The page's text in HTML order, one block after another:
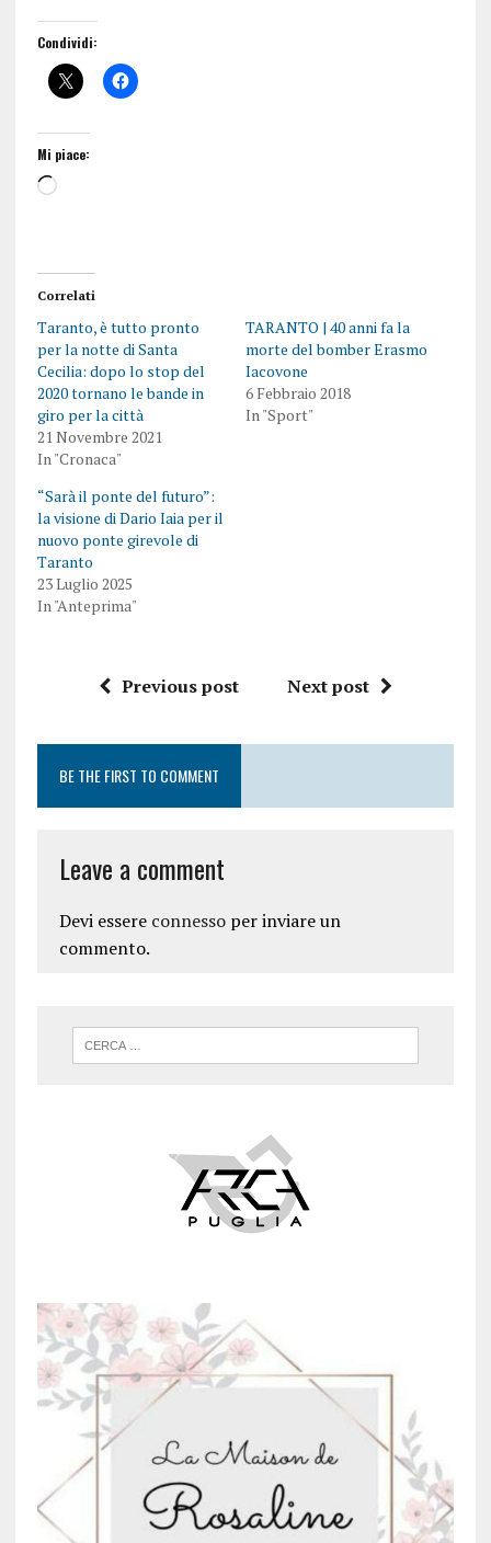
Condividi:
Mi piace:
Correlati
Taranto, è tutto pronto
per la notte di Santa
Cecilia: dopo lo stop del
2020 tornano le bande in
giro per la città
21 Novembre 2021
In "Cronaca"
TARANTO | 40 anni fa la
morte del bomber Erasmo
Iacovone
6 Febbraio 2018
In "Sport"
“Sarà il ponte del futuro”:
la visione di Dario Iaia per il
nuovo ponte girevole di
Taranto
23 Luglio 2025
In "Anteprima"
Previous post Next post
BE THE FIRST TO COMMENT
Leave a comment
Devi essere connessoper inviare un
commento.